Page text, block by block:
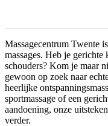
Massagecentrum Twente
massages. Heb je
schouders? Kom je maar
gewoon op zoek naar
heerlijke
sportmassage of een
aandoening, onze
verder.